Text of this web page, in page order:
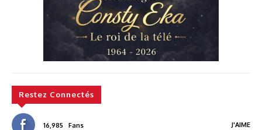
Restez Connectés
16,985 Fans J'AIME